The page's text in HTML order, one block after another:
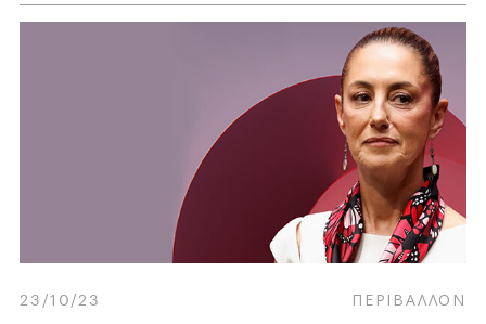
23/10/23 ΠΕΡΙΒΑΛΛΟΝ